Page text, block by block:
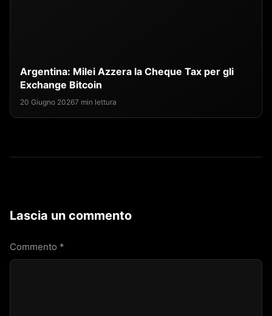
Argentina: Milei Azzera la Cheque Tax per gli
Exchange Bitcoin
20 Giugno 20267 min lettura
Lascia un commento
Commento *